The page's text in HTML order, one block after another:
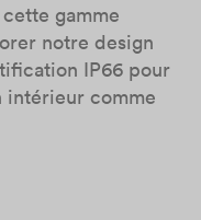
gamme
notre design
IP66 pour
intérieur comme